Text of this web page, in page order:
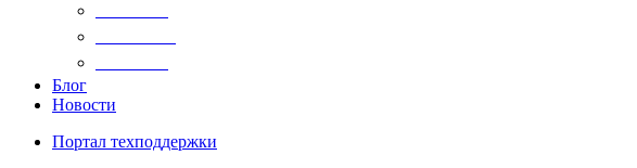
Блог
Новости
Портал техподдержки